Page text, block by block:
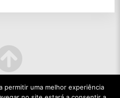
permitir uma melhor experiência